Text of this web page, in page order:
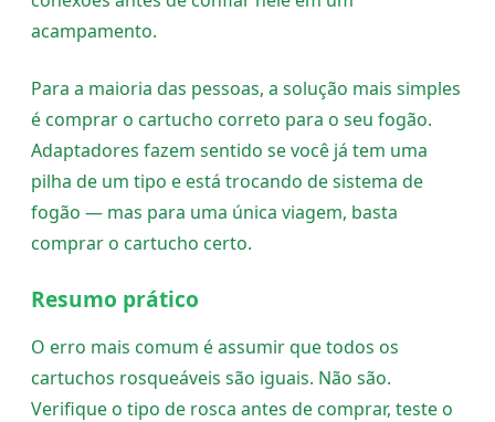
acampamento.
Para a maioria das pessoas, a solução mais simples
é comprar o cartucho correto para o seu fogão.
Adaptadores fazem sentido se você já tem uma
pilha de um tipo e está trocando de sistema de
fogão — mas para uma única viagem, basta
comprar o cartucho certo.
Resumo prático
O erro mais comum é assumir que todos os
cartuchos rosqueáveis são iguais. Não são.
Verifique o tipo de rosca antes de comprar, teste o